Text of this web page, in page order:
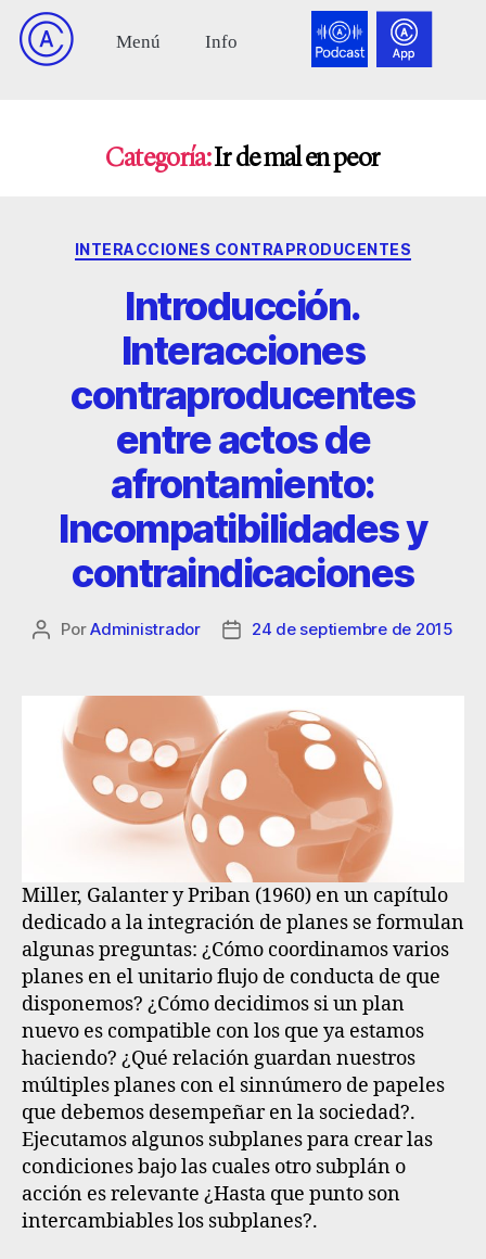
Categoría:Ir de mal en peor
INTERACCIONES CONTRAPRODUCENTES
Introducción.
Interacciones
contraproducentes
entre actos de
afrontamiento:
Incompatibilidades y
contraindicaciones
PorAdministrador 24 de septiembre de 2015
Miller, Galanter y Priban (1960) en un capítulo
dedicado a la integración de planes se formulan
algunas preguntas: ¿Cómo coordinamos varios
planes en el unitario flujo de conducta de que
disponemos? ¿Cómo decidimos si un plan
nuevo es compatible con los que ya estamos
haciendo? ¿Qué relación guardan nuestros
múltiples planes con el sinnúmero de papeles
que debemos desempeñar en la sociedad?.
Ejecutamos algunos subplanes para crear las
condiciones bajo las cuales otro subplán o
acción es relevante ¿Hasta que punto son
intercambiables los subplanes?.